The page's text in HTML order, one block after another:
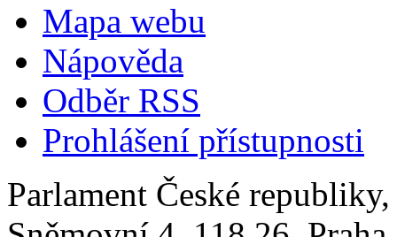
Mapa webu
Nápověda
Odběr RSS
Prohlášení přístupnosti
Parlament České